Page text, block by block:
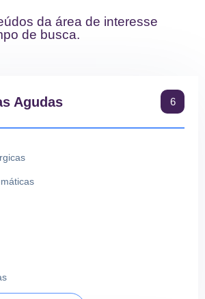
da área de interesse
de busca.
Agudas 6